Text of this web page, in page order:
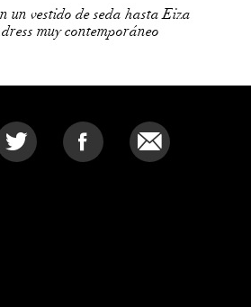
un vestido de seda hasta Eiza
muy contemporáneo